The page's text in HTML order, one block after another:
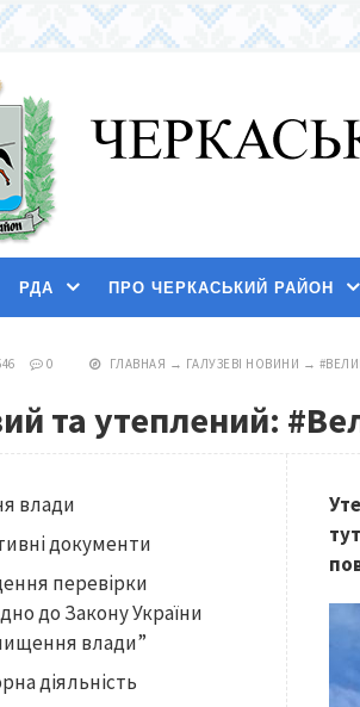
РДА ПРО ЧЕРКАСЬКИЙ РАЙОН
0 ГЛАВНАЯ → ГАЛУЗЕВІ НОВИНИ →
та утеплений:
влади
документи
перевірки
до Закону України
влади”
діяльність